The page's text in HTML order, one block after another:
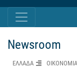
Newsroom
ΕΛΛΑΔΑ ΟΙΚΟΝΟΜΙΑ